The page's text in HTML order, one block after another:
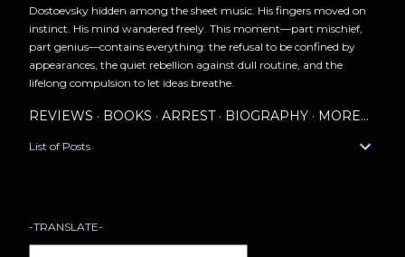
Dostoevsky hidden among the sheet music. His fingers moved on
instinct. His mind wandered freely. This moment—part mischief,
part genius—contains everything: the refusal to be confined by
appearances, the quiet rebellion against dull routine, and the
lifelong compulsion to let ideas breathe.
REVIEWS BOOKS ARREST BIOGRAPHY MORE…
List of Posts
-TRANSLATE-